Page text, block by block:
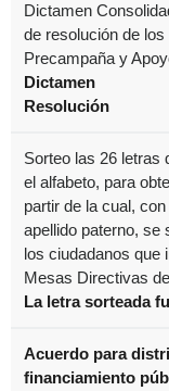
Dictamen
de resolución de
Precampaña y
Dictamen
Resolución
Sorteo las 26 letras
el alfabeto, para
partir de la cual,
apellido paterno, se
los ciudadanos que
Mesas Directivas
La letra sorteada
Acuerdo para
financiamiento